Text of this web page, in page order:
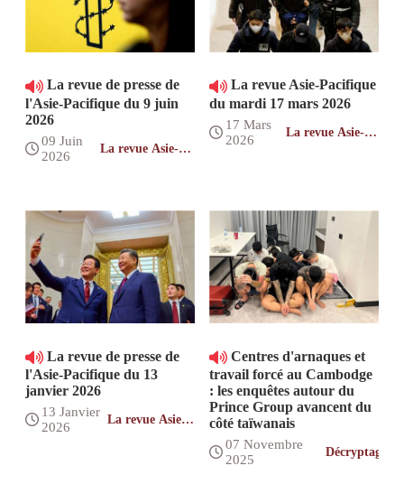
La revue de presse de
l'Asie-Pacifique du 9 juin
2026
09 Juin
2026
La revue Asie-
La revue Asie-Pacifique
du mardi 17 mars 2026
17 Mars
2026
La revue Asie-
La revue de presse de
l'Asie-Pacifique du 13
janvier 2026
13 Janvier
2026
La revue Asie-
Centres d'arnaques et
travail forcé au Cambodge
: les enquêtes autour du
Prince Group avancent du
côté taïwanais
07 Novembre
2025
Décryptage